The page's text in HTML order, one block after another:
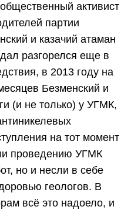
активист
партии
и казачий атаман
разгорелся еще в
в 2013 году на
Безменский и
(и не только) у УГМК,
на тот момент
проведению УГМК
но и несли в себе
геологов. В
всё это надоело, и